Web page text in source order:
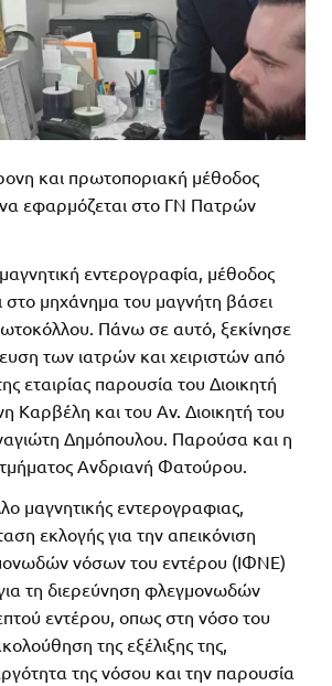
και πρωτοποριακή μέθοδος
να εφαρμόζεται στο ΓΝ Πατρών
εντερογραφία, μέθοδος
στο μηχάνημα του μαγνήτη βάσει
Πάνω σε αυτό, ξεκίνησε
των ιατρών και χειριστών από
εταιρίας παρουσία του Διοικητή
Καρβέλη και του Αν. Διοικητή του
Δημόπουλου. Παρούσα και η
Ανδριανή Φατούρου.
μαγνητικής εντερογραφιας,
εκλογής για την απεικόνιση
νόσων του εντέρου (ΙΦΝΕ)
για τη διερεύνηση φλεγμονωδών
εντέρου, οπως στη νόσο του
της εξέλιξης της,
της νόσου και την παρουσία